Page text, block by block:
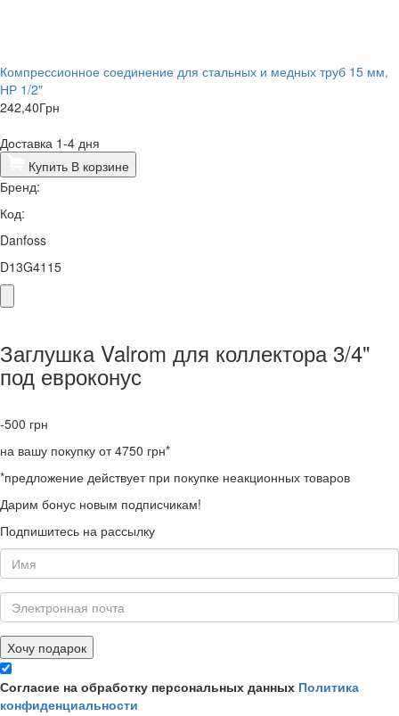
Компрессионное соединение для стальных и медных труб 15 мм,
НР 1/2"
242,40Грн
Доставка 1-4 дня
Купить В корзине
Бренд:
Код:
Danfoss
D13G4115
Заглушка Valrom для коллектора 3/4"
под евроконус
-500 грн
на вашу покупку от 4750 грн*
*предложение действует при покупке неакционных товаров
Дарим бонус новым подписчикам!
Подпишитесь на рассылку
Хочу подарок
Согласие на обработку персональных данных Политика
конфиденциальности